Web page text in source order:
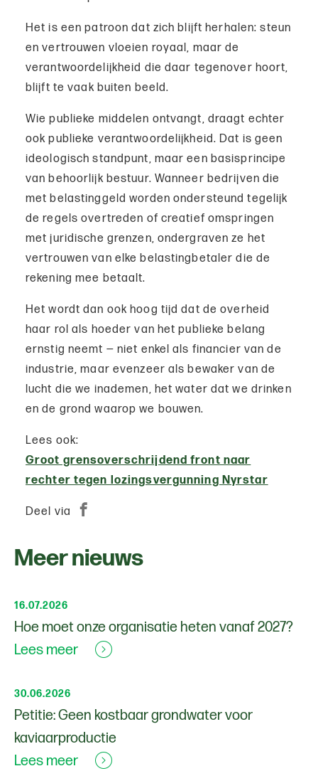
Het is een patroon dat zich blijft herhalen: steun
en vertrouwen vloeien royaal, maar de
verantwoordelijkheid die daar tegenover hoort,
blijft te vaak buiten beeld.
Wie publieke middelen ontvangt, draagt echter
ook publieke verantwoordelijkheid. Dat is geen
ideologisch standpunt, maar een basisprincipe
van behoorlijk bestuur. Wanneer bedrijven die
met belastinggeld worden ondersteund tegelijk
de regels overtreden of creatief omspringen
met juridische grenzen, ondergraven ze het
vertrouwen van elke belastingbetaler die de
rekening mee betaalt.
Het wordt dan ook hoog tijd dat de overheid
haar rol als hoeder van het publieke belang
ernstig neemt — niet enkel als financier van de
industrie, maar evenzeer als bewaker van de
lucht die we inademen, het water dat we drinken
en de grond waarop we bouwen.
Lees ook:
Groot grensoverschrijdend front naar
rechter tegen lozingsvergunning Nyrstar
Deel via
Meer nieuws
16.07.2026
Hoe moet onze organisatie heten vanaf 2027?
Lees meer
30.06.2026
Petitie: Geen kostbaar grondwater voor
kaviaarproductie
Lees meer